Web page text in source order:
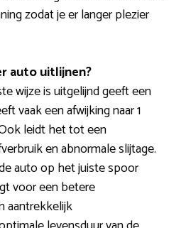
zodat je er langer plezier
auto uitlijnen?
wijze is uitgelijnd geeft een
vaak een afwijking naar 1
leidt het tot een
en abnormale slijtage.
auto op het juiste spoor
voor een betere
aantrekkelijk